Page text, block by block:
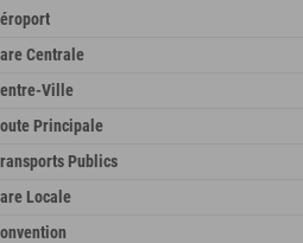
Centrale
Ville
Principale
Publics
Locale